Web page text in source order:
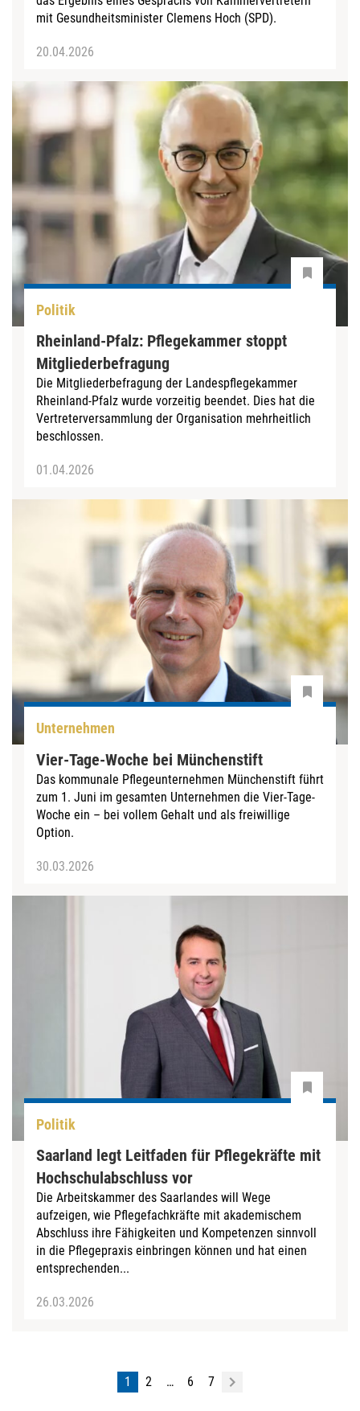
mit Gesundheitsminister Clemens Hoch (SPD).
20.04.2026
Politik
Rheinland-Pfalz: Pflegekammer stoppt
Mitgliederbefragung
Die Mitgliederbefragung der Landespflegekammer
Rheinland-Pfalz wurde vorzeitig beendet. Dies hat die
Vertreterversammlung der Organisation mehrheitlich
beschlossen.
01.04.2026
Unternehmen
Vier-Tage-Woche bei Münchenstift
Das kommunale Pflegeunternehmen Münchenstift führt
zum 1. Juni im gesamten Unternehmen die Vier-Tage-
Woche ein – bei vollem Gehalt und als freiwillige
Option.
30.03.2026
Politik
Saarland legt Leitfaden für Pflegekräfte mit
Hochschulabschluss vor
Die Arbeitskammer des Saarlandes will Wege
aufzeigen, wie Pflegefachkräfte mit akademischem
Abschluss ihre Fähigkeiten und Kompetenzen sinnvoll
in die Pflegepraxis einbringen können und hat einen
entsprechenden...
26.03.2026
1 2 … 6 7